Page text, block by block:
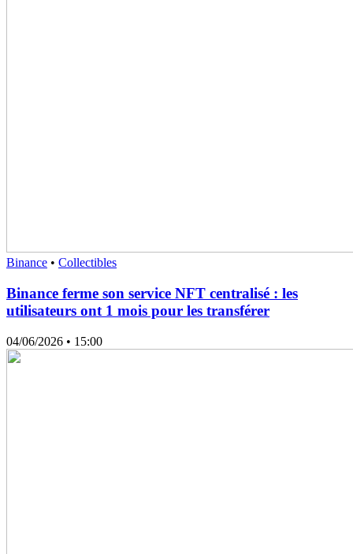
Binance • Collectibles
Binance ferme son service NFT centralisé : les
utilisateurs ont 1 mois pour les transférer
04/06/2026 • 15:00